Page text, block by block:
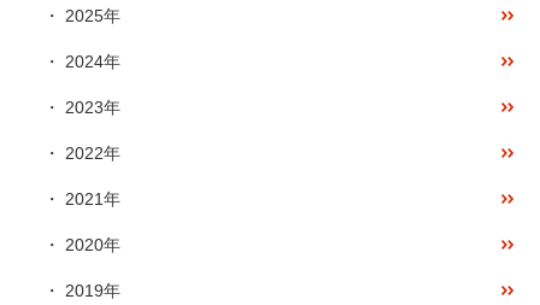
2025年
2024年
2023年
2022年
2021年
2020年
2019年